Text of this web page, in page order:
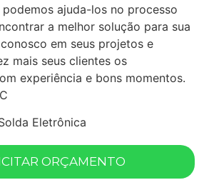
ORÇAMENTO
ajuda-los no processo
a melhor solução para sua
em seus projetos e
mais seus clientes os
experiência e bons momentos.
Eletrônica